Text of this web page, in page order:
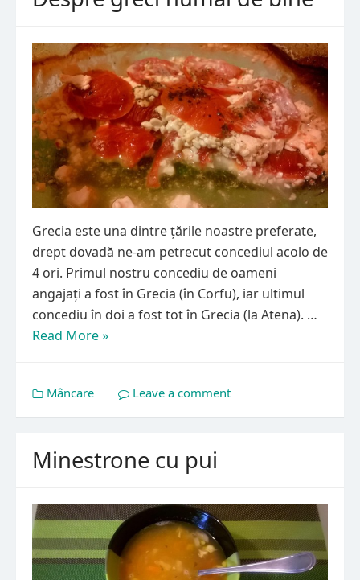
Grecia este una dintre țările noastre preferate,
drept dovadă ne-am petrecut concediul acolo de
4 ori. Primul nostru concediu de oameni
angajați a fost în Grecia (în Corfu), iar ultimul
concediu în doi a fost tot în Grecia (la Atena). …
Read More »
Mâncare Leave a comment
Minestrone cu pui